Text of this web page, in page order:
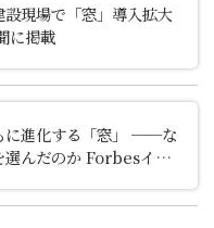
現場で「窓」導入拡大
に掲載
進化する「窓」
──な
んだのか Forbesインタ